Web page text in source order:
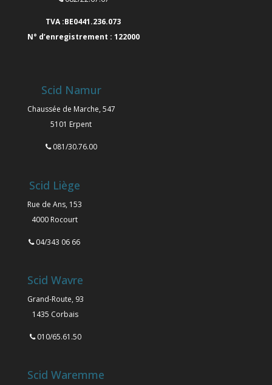
TVA :BE0441.236.073
N° d’enregistrement : 122000
Scid Namur
Chaussée de Marche, 547
5101 Erpent
081/30.76.00
Scid Liège
Rue de Ans, 153
4000 Rocourt
04/343 06 66
Scid Wavre
Grand-Route, 93
1435 Corbais
010/65.61.50
Scid Waremme